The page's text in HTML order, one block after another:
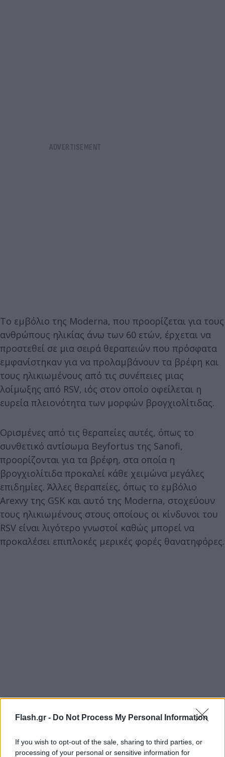
Flash.gr - Do Not Process My Personal Information
If you wish to opt-out of the sale, sharing to third parties, or
processing of your personal or sensitive information for
Το εμβόλιο της Moderna, που προορίζεται για τους
ανθρώπους ηλικίας άνω των 60 ετών, έρχεται να
προστεθεί σε μια σειρά θεραπειών που πρόσφατα
εμφανίστηκαν για να προλαμβάνουν τα βρέφη και
τους ηλικιωμένους από τις συνέπειες μιας
λοίμωξης από RSV, ιός στον οποίο οφείλεται η
ευρεία πλειονότητα των μορφών βρογχιολίτιδας.
Ορισμένες από τις θεραπείες αυτές, όπως το
συνθετικό αντίσωμα Beyfortus της Sanofi,
προορίζονται για τα βρέφη, στα οποία η
βρογχιολίτιδα προκαλεί κάθε χειμώνα μεγάλες
επιδημίες. Άλλες θεραπείες, όπως το εμβόλιο
Arexvy της GSK και αυτό της Moderna, στοχεύουν
τους ηλικιωμένους στους οποίους οι κίνδυνοι του
RSV είναι λιγότερο γνωστοί καθώς μπορεί να
προκαλέσει επιπλοκές μερικές φορές θανατηφόρες.